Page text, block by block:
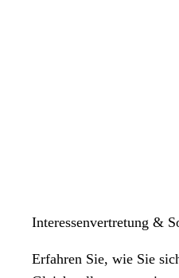
Interessenvertretung &
Erfahren Sie, wie Sie